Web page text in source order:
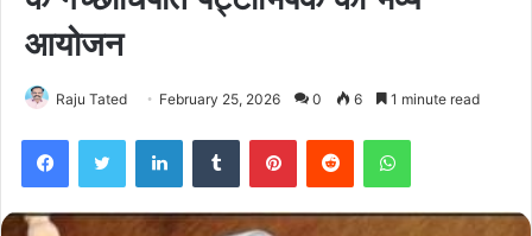
आयोजन
Raju Tated February 25, 2026 0 6 1 minute read
FacebookTwitter LinkedInTumblr PinterestReddit WhatsApp